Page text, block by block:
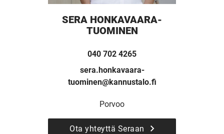
SERA HONKAVAARA-
TUOMINEN
040 702 4265
sera.honkavaara-
tuominen@kannustalo.fi
Porvoo
Ota yhteyttä Seraan
KODIKSI-
TALOKIRJA ON
JULKAISTU
Upea yli 200-sivuinen talokirja!